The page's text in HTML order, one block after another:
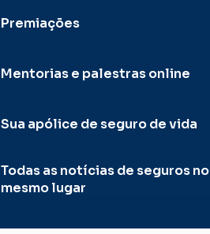
Premiações
Mentorias e palestras online
Sua apólice de seguro de vida
Todas as notícias de seguros no
mesmo lugar